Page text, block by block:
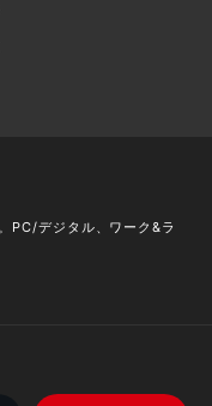
PC/デジタル、ワーク&ラ